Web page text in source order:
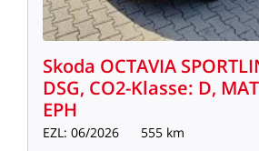
Skoda OCTAVIA
DSG, CO2-Klasse: D,
EPH
EZL: 06/2026 555 km